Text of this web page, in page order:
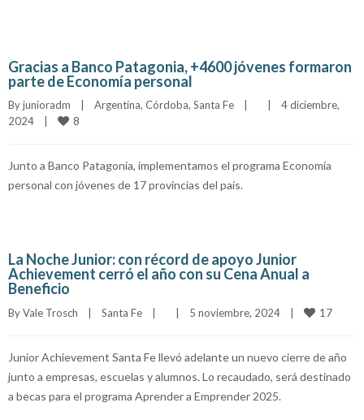
Gracias a Banco Patagonia, +4600 jóvenes formaron
parte de Economía personal
By junioradm Argentina, Córdoba, Santa Fe
4 diciembre,
2024
8
Junto a Banco Patagonia, implementamos el programa Economía
personal con jóvenes de 17 provincias del país.
La Noche Junior: con récord de apoyo Junior
Achievement cerró el año con su Cena Anual a
Beneficio
By Vale Trosch Santa Fe 5 noviembre, 2024 17
Junior Achievement Santa Fe llevó adelante un nuevo cierre de año
junto a empresas, escuelas y alumnos. Lo recaudado, será destinado
a becas para el programa Aprender a Emprender 2025.